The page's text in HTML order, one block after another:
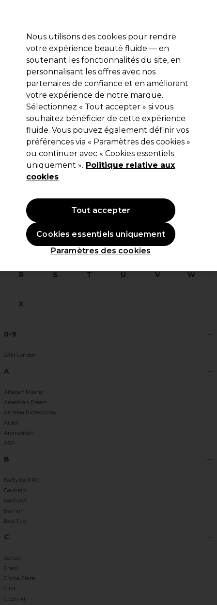
Se connecter
Marques Bons plans Coiffure Electro et Matériel
Livraison et délais
lire la suite
Marques
Acheter les marques
Masquer l'index A - Z
M N O P
R S T U V W
X
0-9
2AM London
A
Alfaparf Milano
American Dream
Andreia Professional
Ardell
Aromatruth
ASP
B
BaByliss PRO
Balmain
Barburys
Barnum
Bob Tuo
C
Ceriotti
Checi
China Glaze
Cina
Clean All
Nous utilisons des cookies pour rendre
votre expérience beauté fluide — en
soutenant les fonctionnalités du site, en
personnalisant les offres avec nos
partenaires de confiance et en améliorant
votre expérience de notre marque.
Sélectionnez « Tout accepter » si vous
souhaitez bénéficier de cette expérience
fluide. Vous pouvez également définir vos
préférences via « Paramètres des cookies »
ou continuer avec « Cookies essentiels
uniquement ». Politique relative aux
cookies
Paramètres des cookies
Cookies essentiels uniquement
Tout accepter